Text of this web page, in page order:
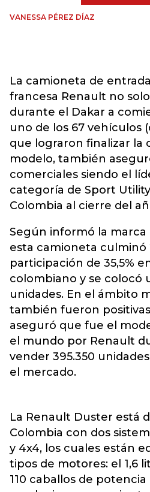
VANESSA PÉREZ DÍAZ
La camioneta de
francesa Renault no
durante el Dakar a
uno de los 67 vehículos
que lograron finalizar la
modelo, también
comerciales siendo el
categoría de Sport
Colombia al cierre del
Según informó la
esta camioneta culminó
participación de 35,5%
colombiano y se colocó
unidades. En el ámbito
también fueron
aseguró que fue el
el mundo por Renault
vender 395.350
el mercado.
La Renault Duster está
Colombia con dos
y 4x4, los cuales están
tipos de motores: el 1,6
110 caballos de potencia